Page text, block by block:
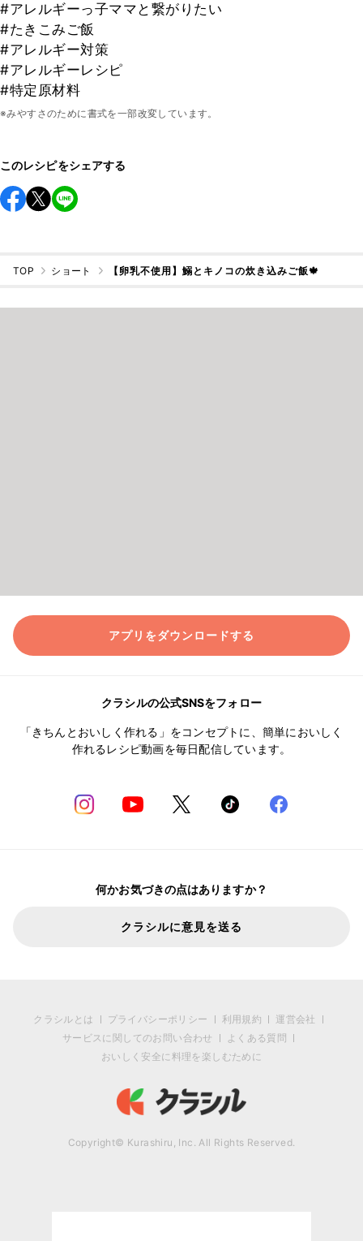
#アレルギーっ子ママと繋がりたい
#たきこみご飯
#アレルギー対策
#アレルギーレシピ
#特定原材料
※みやすさのために書式を一部改変しています。
このレシピをシェアする
TOP ショート 【卵乳不使用】鰯とキノコの炊き込みご飯🍁
アプリをダウンロードする
クラシルの公式SNSをフォロー
「きちんとおいしく作れる」をコンセプトに、簡単においしく
作れるレシピ動画を毎日配信しています。
何かお気づきの点はありますか？
クラシルに意見を送る
クラシルとは プライバシーポリシー 利用規約
運営会社
サービスに関してのお問い合わせ
よくある質問
おいしく安全に料理を楽しむために
Copyright© Kurashiru, Inc. All Rights Reserved.